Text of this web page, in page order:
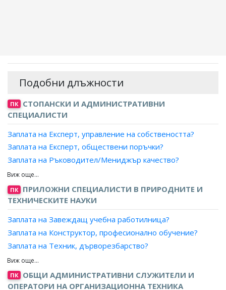
Подобни длъжности
ПК
СТОПАНСКИ И АДМИНИСТРАТИВНИ
СПЕЦИАЛИСТИ
Заплата на Експерт, управление на собствеността?
Заплата на Експерт, обществени поръчки?
Заплата на Ръководител/Мениджър качество?
Заплата на Експерт лизинг?
Заплата на Мениджър, ключови клиенти?
Заплата на Експерт доставки, преработваща
промишленост?
Заплата на Мениджър, проекти?
Заплата на Експерт, продажби?
Заплата на Търговски пълномощник?
Заплата на Ръководител търговски екип?
Заплата на Експерт, стопанска дейност?
Заплата на Експерт, бизнес развитие?
ПК ПРИЛОЖНИ СПЕЦИАЛИСТИ В ПРИРОДНИТЕ И
ТЕХНИЧЕСКИТЕ НАУКИ
Заплата на Завеждащ учебна работилница?
Заплата на Конструктор, професионално обучение?
Заплата на Техник, дърворезбарство?
Заплата на Техник, количествени измервания?
Заплата на Техник, мебелно производство?
Заплата на Техник, медицинска техника?
ПК
ОБЩИ АДМИНИСТРАТИВНИ СЛУЖИТЕЛИ И
ОПЕРАТОРИ НА ОРГАНИЗАЦИОННА ТЕХНИКА